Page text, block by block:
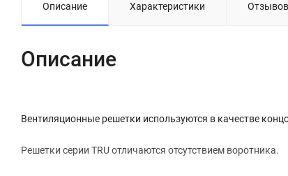
Описание Характеристики
Описание
Вентиляционные решетки используются в качестве
Решетки серии TRU отличаются отсутствием воротника.